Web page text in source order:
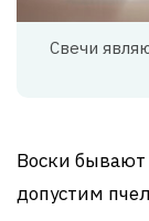
Свечи
Воски
допустим